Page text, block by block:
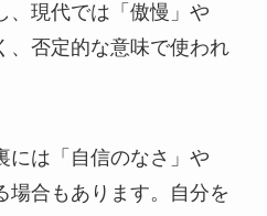
、現代では「傲慢」や
、否定的な意味で使われ
には「自信のなさ」や
場合もあります。自分を